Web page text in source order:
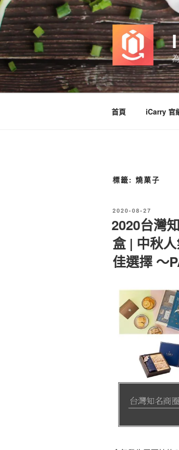
跳
至
主
要
內
容
首頁 iCarry 官
標籤: 燒菓子
發
於
2020-08-27
2020台灣
盒 | 中秋
佳選擇 ～